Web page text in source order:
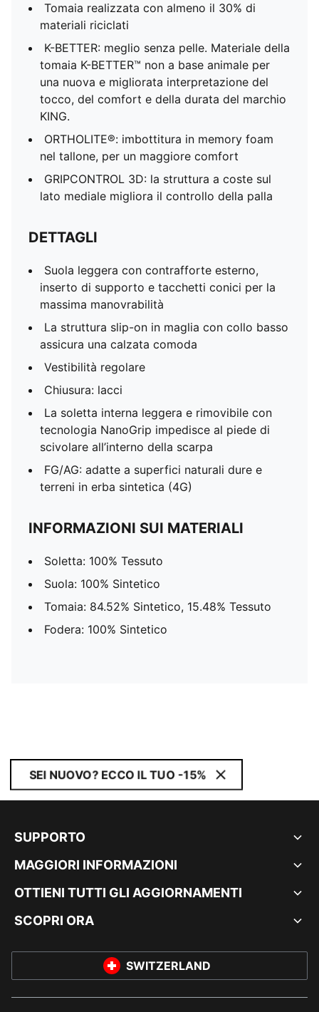
Tomaia realizzata con almeno il 30% di
materiali riciclati
K-BETTER: meglio senza pelle. Materiale della
tomaia K-BETTER™ non a base animale per
una nuova e migliorata interpretazione del
tocco, del comfort e della durata del marchio
KING.
ORTHOLITE®: imbottitura in memory foam
nel tallone, per un maggiore comfort
GRIPCONTROL 3D: la struttura a coste sul
lato mediale migliora il controllo della palla
DETTAGLI
Suola leggera con contrafforte esterno,
inserto di supporto e tacchetti conici per la
massima manovrabilità
La struttura slip-on in maglia con collo basso
assicura una calzata comoda
Vestibilità regolare
Chiusura: lacci
La soletta interna leggera e rimovibile con
tecnologia NanoGrip impedisce al piede di
scivolare all’interno della scarpa
FG/AG: adatte a superfici naturali dure e
terreni in erba sintetica (4G)
INFORMAZIONI SUI MATERIALI
Soletta: 100% Tessuto
Suola: 100% Sintetico
Tomaia: 84.52% Sintetico, 15.48% Tessuto
Fodera: 100% Sintetico
SEI NUOVO? ECCO IL TUO -15%
SUPPORTO
MAGGIORI INFORMAZIONI
OTTIENI TUTTI GLI AGGIORNAMENTI
SCOPRI ORA
SWITZERLAND